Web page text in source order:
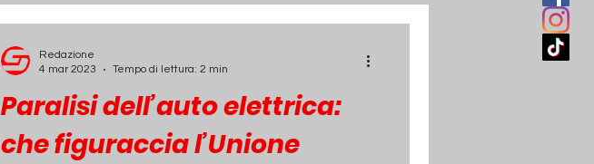
Paralisi dell’auto elettrica:
che figuraccia l’Unione
Redazione
4 mar 2023
Tempo di lettura: 2 min